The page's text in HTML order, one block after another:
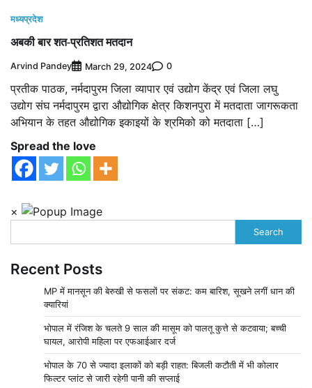
मध्यप्रदेश
अबकी बार शत-प्रतिशत मतदान
Arvind Pandey March 29, 2024 0
प्रतीक पाठक, नर्मदापुरम जिला व्यापार एवं उद्योग केंद्र एवं जिला लघु
उद्योग संघ नर्मदापुरम द्वारा औद्योगिक क्षेत्र किशनपुरा में मतदाता जागरूकता
अभियान के तहत औद्योगिक इकाइयों के श्रमिको को मतदाता […]
Spread the love
×
Search
Recent Posts
MP में मानसून की बेरुखी से फसलों पर संकट: कम बारिश, सूखने लगीं धान की
क्यारियां
भोपाल में रंजिश के चलते 9 साल की मासूम को पालतू कुत्ते से कटवाया; बच्ची
घायल, आरोपी महिला पर एफआईआर दर्ज
भोपाल के 70 से ज्यादा इलाकों को बड़ी राहत: बिजली कटौती में भी कोलार
फिल्टर प्लांट से जारी रहेगी पानी की सप्लाई